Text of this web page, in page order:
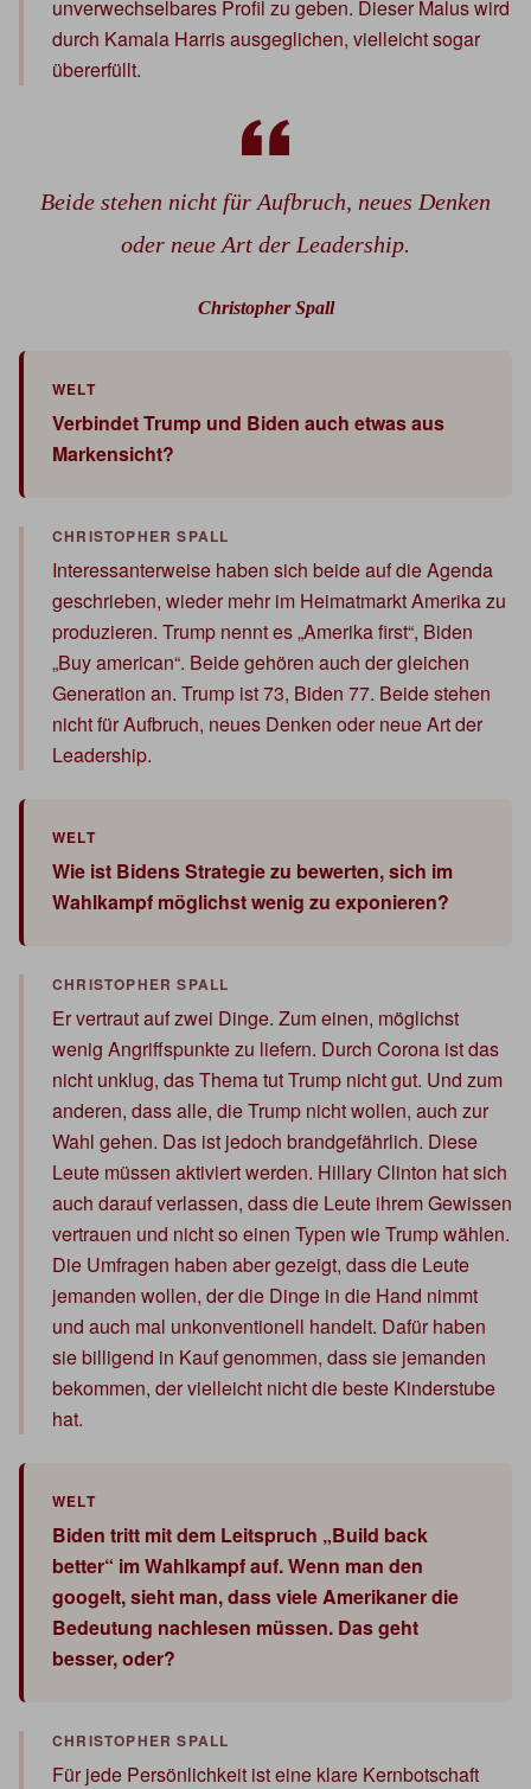
unverwechselbares Profil zu geben. Dieser Malus wird
durch Kamala Harris ausgeglichen, vielleicht sogar
übererfüllt.
Beide stehen nicht für Aufbruch, neues Denken
oder neue Art der Leadership.
Christopher Spall
Verbindet Trump und Biden auch etwas aus
Markensicht?
Interessanterweise haben sich beide auf die Agenda
geschrieben, wieder mehr im Heimatmarkt Amerika zu
produzieren. Trump nennt es „Amerika first“, Biden
„Buy american“. Beide gehören auch der gleichen
Generation an. Trump ist 73, Biden 77. Beide stehen
nicht für Aufbruch, neues Denken oder neue Art der
Leadership.
Wie ist Bidens Strategie zu bewerten, sich im
Wahlkampf möglichst wenig zu exponieren?
Er vertraut auf zwei Dinge. Zum einen, möglichst
wenig Angriffspunkte zu liefern. Durch Corona ist das
nicht unklug, das Thema tut Trump nicht gut. Und zum
anderen, dass alle, die Trump nicht wollen, auch zur
Wahl gehen. Das ist jedoch brandgefährlich. Diese
Leute müssen aktiviert werden. Hillary Clinton hat sich
auch darauf verlassen, dass die Leute ihrem Gewissen
vertrauen und nicht so einen Typen wie Trump wählen.
Die Umfragen haben aber gezeigt, dass die Leute
jemanden wollen, der die Dinge in die Hand nimmt
und auch mal unkonventionell handelt. Dafür haben
sie billigend in Kauf genommen, dass sie jemanden
bekommen, der vielleicht nicht die beste Kinderstube
hat.
Biden tritt mit dem Leitspruch „Build back
better“ im Wahlkampf auf. Wenn man den
googelt, sieht man, dass viele Amerikaner die
Bedeutung nachlesen müssen. Das geht
besser, oder?
Für jede Persönlichkeit ist eine klare Kernbotschaft